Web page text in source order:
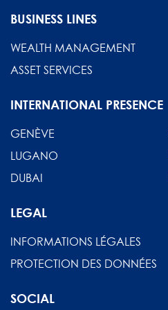
BUSINESS LINES
WEALTH MANAGEMENT
ASSET SERVICES
INTERNATIONAL PRESENCE
GENÈVE
LUGANO
DUBAI
LEGAL
INFORMATIONS LÉGALES
PROTECTION DES DONNÉES
SOCIAL